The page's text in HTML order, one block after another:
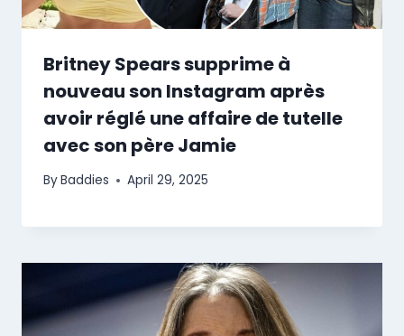
Britney Spears supprime à
nouveau son Instagram après
avoir réglé une affaire de tutelle
avec son père Jamie
ByBaddies April 29, 2025